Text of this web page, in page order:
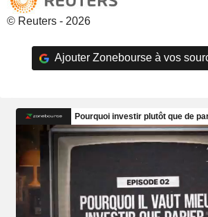
© Reuters - 2026
Ajouter Zonebourse à vos